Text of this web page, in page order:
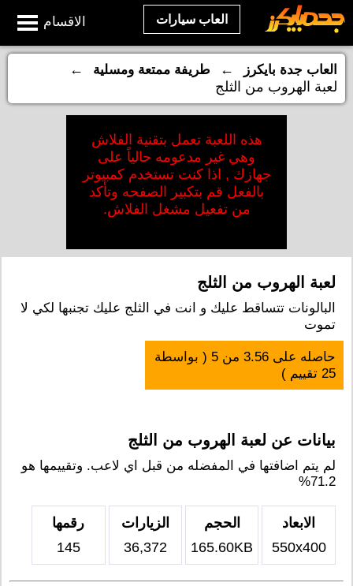
الاقسام العاب سيارات
العاب جدة بايكرز ← طريفة ممتعة ومسلية
←
لعبة الهروب من الثلج
هذه اللعبة تعمل بتقنية الفلاش
وهي غير مدعومه حالياً على
جهازك , اذا كنت تستخدم كمبيوتر
بالفعل قم بتكبير الصفحه وتأكد
من تفعيل مشغل الفلاش.
لعبة الهروب من الثلج
البالونات تتساقط عليك و انت في الثلج عليك تجنبها لكي لا
تموت
حاصله على3.56 من5 ( بواسطة
25 تقييم )
بيانات عن لعبة الهروب من الثلج
لم يتم اضافتها في المفضله من قبل اي لاعب. وتقييمها هو
71.2%
الابعاد
550x400
الحجم
165.60KB
الزيارات
36,372
رقمها
145